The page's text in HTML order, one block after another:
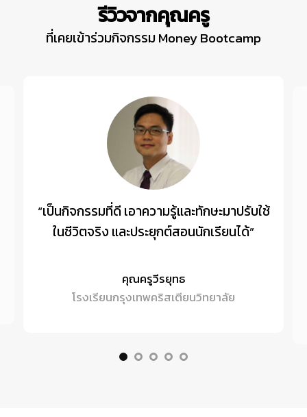
รีวิวจากคุณครู
ที่เคยเข้าร่วมกิจกรรม Money Bootcamp
“เป็นกิจกรรมที่ดี เอาความรู้และทักษะมาปรับใช้
ในชีวิตจริง และประยุกต์สอนนักเรียนได้”
คุณครูวีรยุทธ
โรงเรียนกรุงเทพคริสเตียนวิทยาลัย